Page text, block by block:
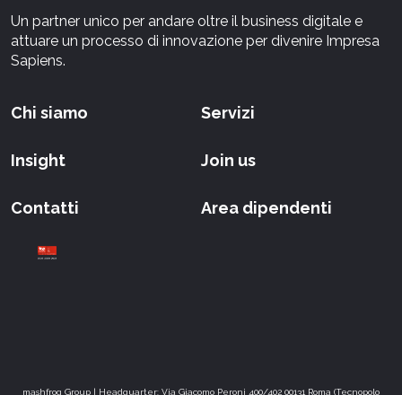
Un partner unico per andare oltre il business digitale e
attuare un processo di innovazione per divenire Impresa
Sapiens.
Chi siamo Servizi
Insight Join us
Contatti Area dipendenti
mashfrog Group | Headquarter: Via Giacomo Peroni 400/402 00131 Roma (Tecnopolo